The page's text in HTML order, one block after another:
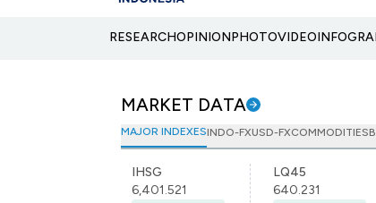
RESEARCHOPINIONPHOTOVIDEO
MARKET DATA
MAJOR INDEXESINDO-FXUSD-FXCOMMODITIES
IHSG
6,401.521
LQ45
640.231